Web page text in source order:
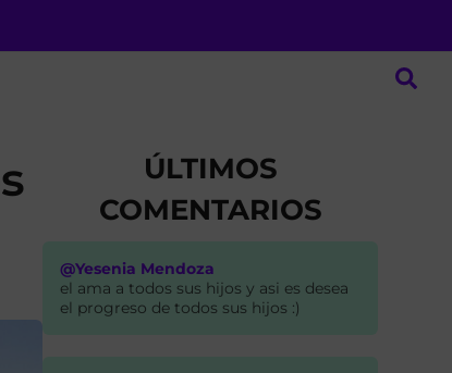
ÚLTIMOS
COMENTARIOS
@Yesenia Mendoza
el ama a todos sus hijos y asi es desea
el progreso de todos sus hijos :)